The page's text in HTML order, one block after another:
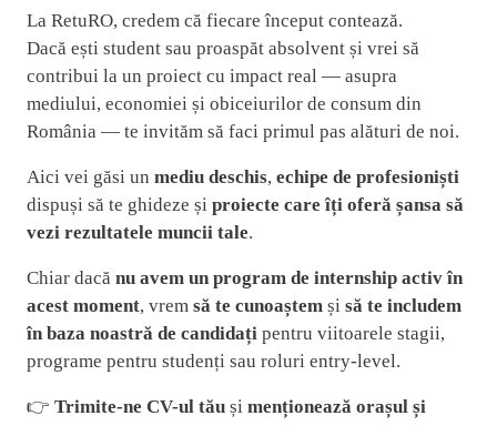
La RetuRO, credem că fiecare început contează.
Dacă ești student sau proaspăt absolvent și vrei să
contribui la un proiect cu impact real — asupra
mediului, economiei și obiceiurilor de consum din
România — te invităm să faci primul pas alături de noi.
Aici vei găsi un mediu deschis, echipe de profesioniști
dispuși să te ghideze și proiecte care îți oferă șansa să
vezi rezultatele muncii tale.
Chiar dacă nu avem un program de internship activ în
acest moment, vrem să te cunoaștem și să te includem
în baza noastră de candidați pentru viitoarele stagii,
programe pentru studenți sau roluri entry-level.
👉 Trimite-ne CV-ul tău și menționează orașul și